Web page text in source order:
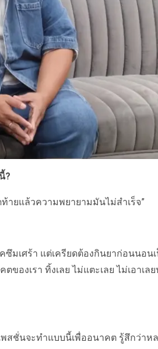
?
ายแล้วความพยายามมันไม่สำเร็จ”
คซึมเศร้า แต่เครียดต้องกินยาก่อนนอน
ของเรา ทิ้งเลย ไม่แตะเลย ไม่เอาเล
สชั่นจะทำแบบนี้เพื่ออนาคต รู้สึกว่าห